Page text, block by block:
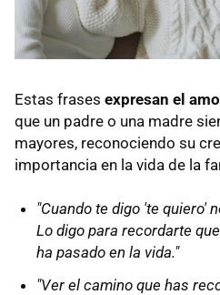
Estas frases expresan el
que un padre o una madre
mayores, reconociendo su
importancia en la vida de la
"Cuando te digo 'te quiero'
Lo digo para recordarte
ha pasado en la vida."
"Ver el camino que has